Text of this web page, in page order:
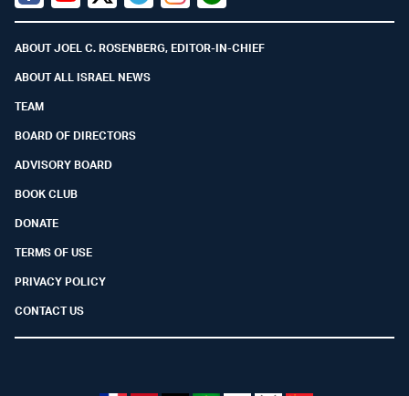
Facebook
YoutubeTwitter (X)
TelegramInstagramWhatsapp
ABOUT JOEL C. ROSENBERG, EDITOR-IN-CHIEF
ABOUT ALL ISRAEL NEWS
TEAM
BOARD OF DIRECTORS
ADVISORY BOARD
BOOK CLUB
DONATE
TERMS OF USE
PRIVACY POLICY
CONTACT US